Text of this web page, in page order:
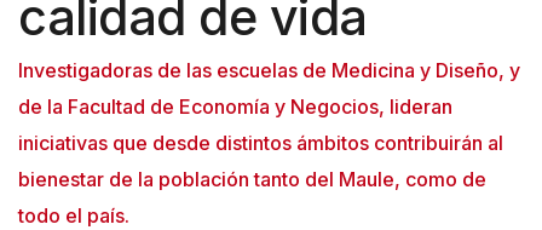
calidad de vida
Investigadoras de las escuelas de Medicina y Diseño, y
de la Facultad de Economía y Negocios, lideran
iniciativas que desde distintos ámbitos contribuirán al
bienestar de la población tanto del Maule, como de
todo el país.